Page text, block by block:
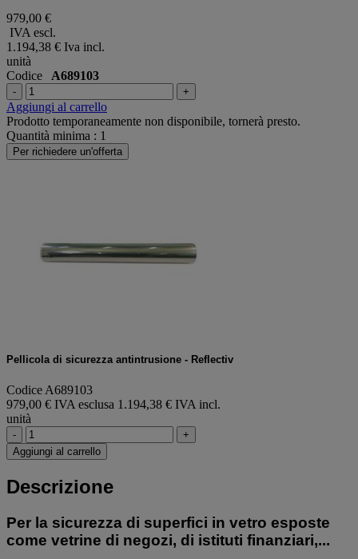
979,00 €
IVA escl.
1.194,38 € Iva incl.
unità
Codice A689103
- +
Aggiungi al carrello
Prodotto temporaneamente non disponibile, tornerà presto.
Quantità minima : 1
Per richiedere un'offerta
Pellicola di sicurezza antintrusione - Reflectiv
Codice A689103
979,00 € IVA esclusa 1.194,38 € IVA incl.
unità
-
+
Aggiungi al carrello
Descrizione
Per la sicurezza di superfici in vetro esposte
come vetrine di negozi, di istituti finanziari,...